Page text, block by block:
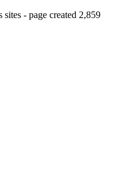
sites - page created 2,859